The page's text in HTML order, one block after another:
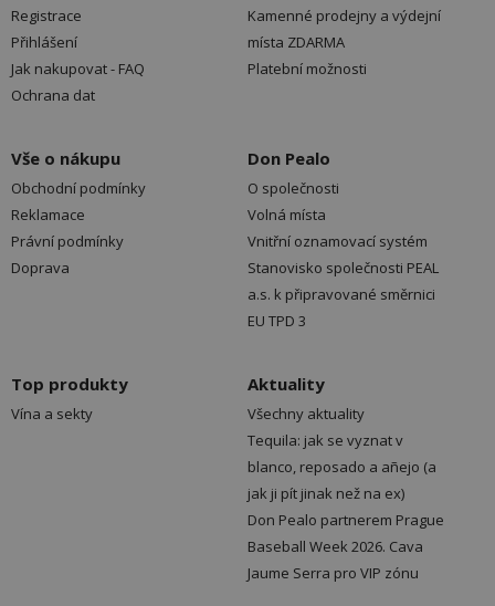
Registrace
Přihlášení
Jak nakupovat - FAQ
Ochrana dat
Kamenné prodejny a výdejní
místa ZDARMA
Platební možnosti
Vše o nákupu
Obchodní podmínky
Reklamace
Právní podmínky
Doprava
Don Pealo
O společnosti
Volná místa
Vnitřní oznamovací systém
Stanovisko společnosti PEAL
a.s. k připravované směrnici
EU TPD 3
Top produkty
Vína a sekty
Aktuality
Všechny aktuality
Tequila: jak se vyznat v
blanco, reposado a añejo (a
jak ji pít jinak než na ex)
Don Pealo partnerem Prague
Baseball Week 2026. Cava
Jaume Serra pro VIP zónu